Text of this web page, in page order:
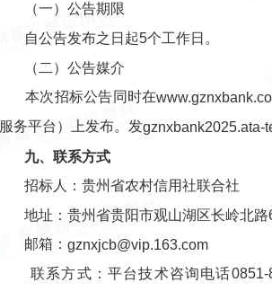
（一）公告期限
自公告发布之日起5个工作日。
（二）公告媒介
本次招标公告同时在
服务平台）上发布。发gznxbank2025.ata-
九、联系方式
招标人：贵州省农村信用社联合社
地址：贵州省贵阳市观山湖区长岭北路
邮箱： gznxjcb@vip.163.com
联系方式：平台技术咨询电话